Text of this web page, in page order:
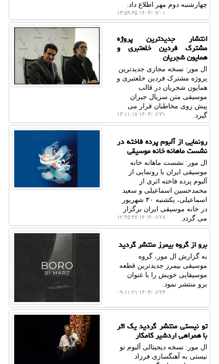
چهارشنبه دوم مهر اطلاع داد.
۱۴۰۴/۰۷/۰۱ ۱۳:۵۹:۴۵
انتشار جدیدترین پروژه
مشترک فردین خلعتبری و
همایون شجریان
ال مور: نسخه مجازی جدیدترین
پروژه مشترک فردین خلعتبری و
همایون شجریان در قالب
موسیقی متن سریال جیران
پیش روی مخاطبان قرار می
گیرد.
۱۴۰۴/۰۶/۳۱ ۱۳:۱۱:۱۷
رونمایی از آلبوم پرده فاخته در
نشست ماهانه خانه موسیقی
ال مور: نشست ماهانه خانه
موسیقی ایران با رونمایی از
آلبوم پرده فاخته اثری از
محمدحسین اسماعیلی و سعید
اسماعیلی، یکشنبه ۳۰ شهریور
در خانه موسیقی ایران برگزار
می گردد.
۱۴۰۴/۰۶/۲۸ ۱۲:۴۵:۴۷
برو از گروه بیمرز منتشر گردید
به گزارش ال مور، گروه
موسیقی بیمرز جدیدترین قطعه
موسیقایی خویش را با عنوان
برو منتشر نمود.
۱۴۰۴/۰۶/۲۳ ۰۹:۱۱:۲۱
تو نیستی منتشر گردید یک اثر
با همراهی اردشیر کامکار
ال مور: نسخه دیجیتالی آلبوم تو
نیستی به آهنگسازی فرزاد